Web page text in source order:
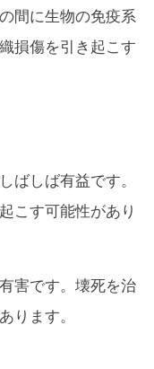
間に生物の免疫系
損傷を引き起こす
ばしば有益です。
こす可能性があり
害で​​す。壊死を治
ります。